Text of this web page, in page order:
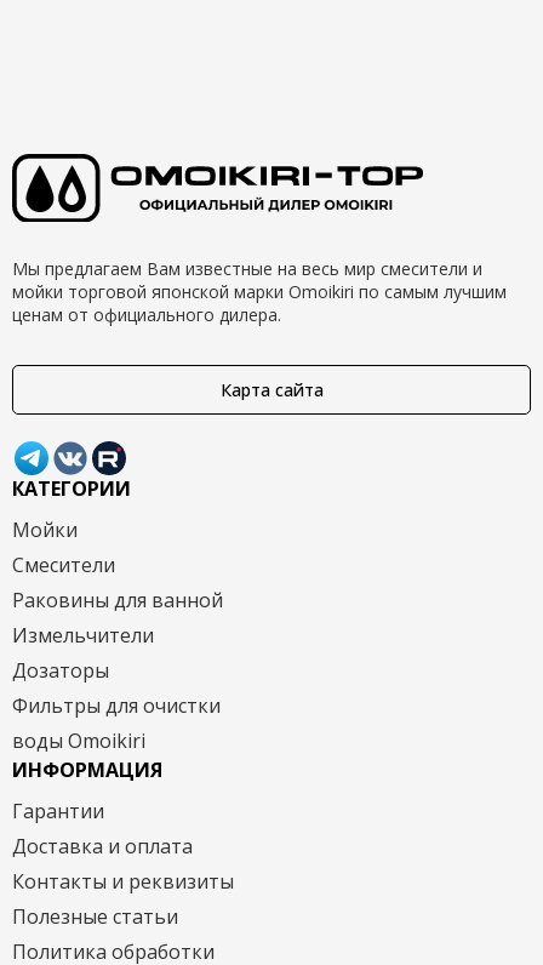
Мы предлагаем Вам известные на весь мир смесители и
мойки торговой японской марки Omoikiri по самым лучшим
ценам от официального дилера.
Карта сайта
КАТЕГОРИИ
Мойки
Смесители
Раковины для ванной
Измельчители
Дозаторы
Фильтры для очистки
воды Omoikiri
ИНФОРМАЦИЯ
Гарантии
Доставка и оплата
Контакты и реквизиты
Полезные статьи
Политика обработки